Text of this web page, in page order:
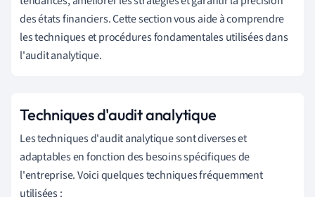
des états financiers. Cette section vous aide à comprendre
les techniques et procédures fondamentales utilisées dans
l'audit analytique.
Techniques d'audit analytique
Les techniques d'audit analytique sont diverses et
adaptables en fonction des besoins spécifiques de
l'entreprise. Voici quelques techniques fréquemment
utilisées :